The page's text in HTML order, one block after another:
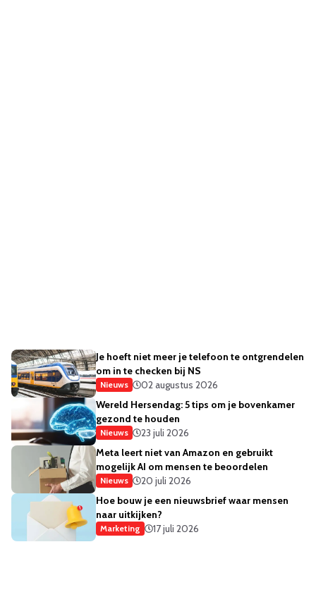
Je hoeft niet meer je telefoon te ontgrendelen
om in te checken bij NS
Nieuws
02 augustus 2026
Wereld Hersendag: 5 tips om je bovenkamer
gezond te houden
Nieuws
23 juli 2026
Meta leert niet van Amazon en gebruikt
mogelijk AI om mensen te beoordelen
Nieuws
20 juli 2026
Hoe bouw je een nieuwsbrief waar mensen
naar uitkijken?
Marketing 17 juli 2026